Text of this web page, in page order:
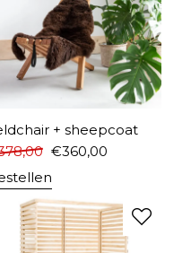
+ sheepcoat
€360,00